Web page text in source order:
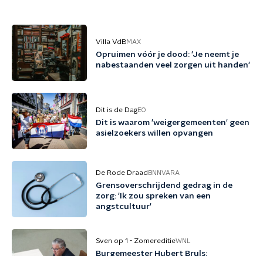
Villa VdBMAX
Opruimen vóór je dood: 'Je neemt je
nabestaanden veel zorgen uit handen'
Dit is de DagEO
Dit is waarom 'weigergemeenten' geen
asielzoekers willen opvangen
De Rode Draad BNNVARA
Grensoverschrijdend gedrag in de
zorg: 'Ik zou spreken van een
angstcultuur'
Sven op 1 - ZomereditieWNL
Burgemeester Hubert Bruls: